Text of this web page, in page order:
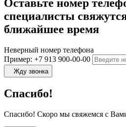
Оставьте номер
специалисты
ближайшее время
Неверный номер телефона
Пример: +7 913 900-00-00
Жду звонка
Спасибо!
Спасибо! Скоро мы свяжемся с